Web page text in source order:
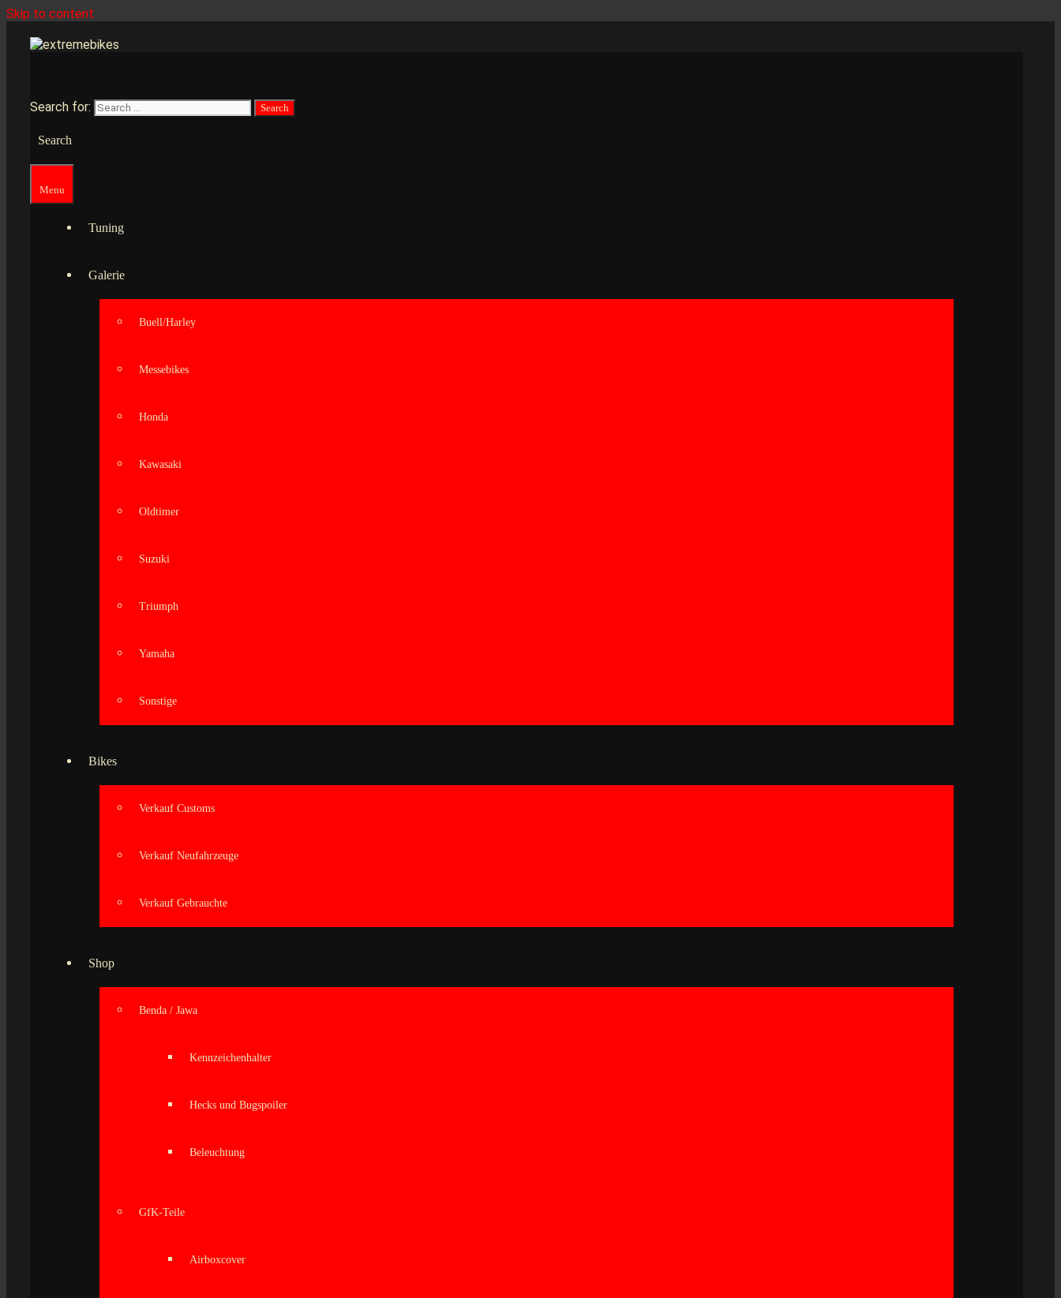
Skip to content
Search for:
Search
Menu
Tuning
Galerie
Buell/Harley
Messebikes
Honda
Kawasaki
Oldtimer
Suzuki
Triumph
Yamaha
Sonstige
Bikes
Verkauf Customs
Verkauf Neufahrzeuge
Verkauf Gebrauchte
Shop
Benda / Jawa
Kennzeichenhalter
Hecks und Bugspoiler
Beleuchtung
GfK-Teile
Airboxcover